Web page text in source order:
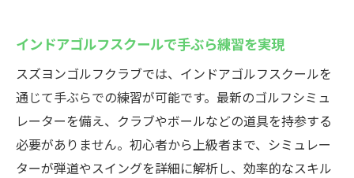
インドアゴルフスクールで手ぶら練習を実現
スズヨンゴルフクラブでは、インドアゴルフスクールを
通じて手ぶらでの練習が可能です。最新のゴルフシミュ
レーターを備え、クラブやボールなどの道具を持参する
必要がありません。初心者から上級者まで、シミュレー
ターが弾道やスイングを詳細に解析し、効率的なスキル